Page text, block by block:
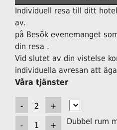
Individuell resa till ditt
av.
på Besök evenemanget
din resa .
Vid slutet av din vistelse
individuella avresan att
Våra tjänster
Dubbel rum